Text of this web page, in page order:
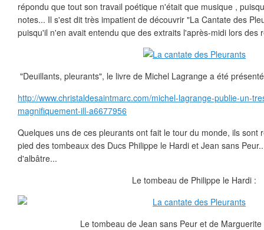
répondu que tout son travail poétique n'était que musique ,
notes... Il s'est dit très impatient de découvrir "La Cantate des
puisqu'il n'en avait entendu que des extraits l'après-midi lors des
"Deuillants, pleurants", le livre de Michel Lagrange a été
http://www.christaldesaintmarc.com/michel-lagrange-publie-un-
magnifiquement-ill-a6677956
Quelques uns de ces pleurants ont fait le tour du monde, ils
pied des tombeaux des Ducs Philippe le Hardi et Jean sans
d'albâtre...
Le tombeau de Philippe le Hardi :
Le tombeau de Jean sans Peur et de